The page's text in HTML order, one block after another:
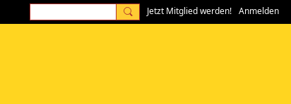
Jetzt Mitglied werden! Anmelden